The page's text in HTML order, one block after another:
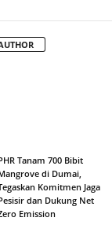
Tanam 700 Bibit
di Dumai,
Komitmen Jaga
dan Dukung Net
Emission